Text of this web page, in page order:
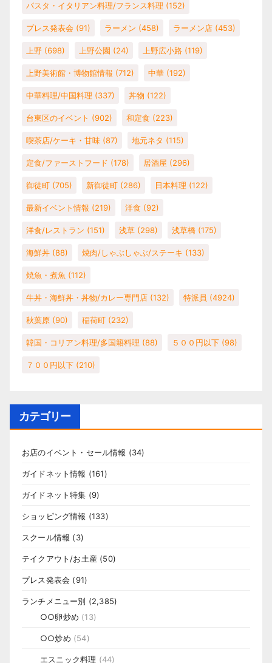
パスタ・イタリアン料理/フランス料理 (152)
プレス発表会 (91) ラーメン (458) ラーメン店 (453)
上野 (698) 上野公園 (24) 上野広小路 (119)
上野美術館・博物館情報 (712) 中華 (192)
中華料理/中国料理 (337) 丼物 (122)
台東区のイベント (902) 和定食 (223)
喫茶店/ケーキ・甘味 (87) 地元ネタ (115)
定食/ファーストフード (178) 居酒屋 (296)
御徒町 (705) 新御徒町 (286) 日本料理 (122)
最新イベント情報 (219) 洋食 (92)
洋食/レストラン (151) 浅草 (298) 浅草橋 (175)
海鮮丼 (88) 焼肉/しゃぶしゃぶ/ステーキ (133)
焼魚・煮魚 (112)
牛丼・海鮮丼・丼物/カレー専門店 (132) 特派員 (4924)
秋葉原 (90) 稲荷町 (232)
韓国・コリアン料理/多国籍料理 (88) ５００円以下 (98)
７００円以下 (210)
カテゴリー
お店のイベント・セール情報 (34)
ガイドネット情報 (161)
ガイドネット特集 (9)
ショッピング情報 (133)
スクール情報 (3)
テイクアウト/お土産 (50)
プレス発表会 (91)
ランチメニュー別 (2,385)
○○卵炒め (13)
○○炒め (54)
エスニック料理 (44)